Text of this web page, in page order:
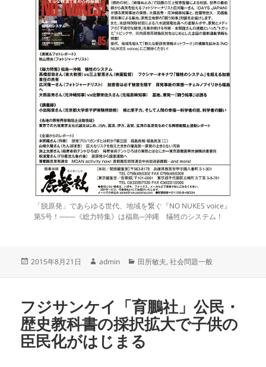
「脱原発」であらゆる世代、地域を繋ぐ『NO NUKES voice』
第5号！───《総力特集》は福島─沖縄 犠牲のシステム！
投
2015年8月21日
作
admin
カ
ー
田所敏夫,社会問題一般
フジサンケイ「育鵬社」公民・
歴史教科書の採択拡大で子供の
臣民化がはじまる